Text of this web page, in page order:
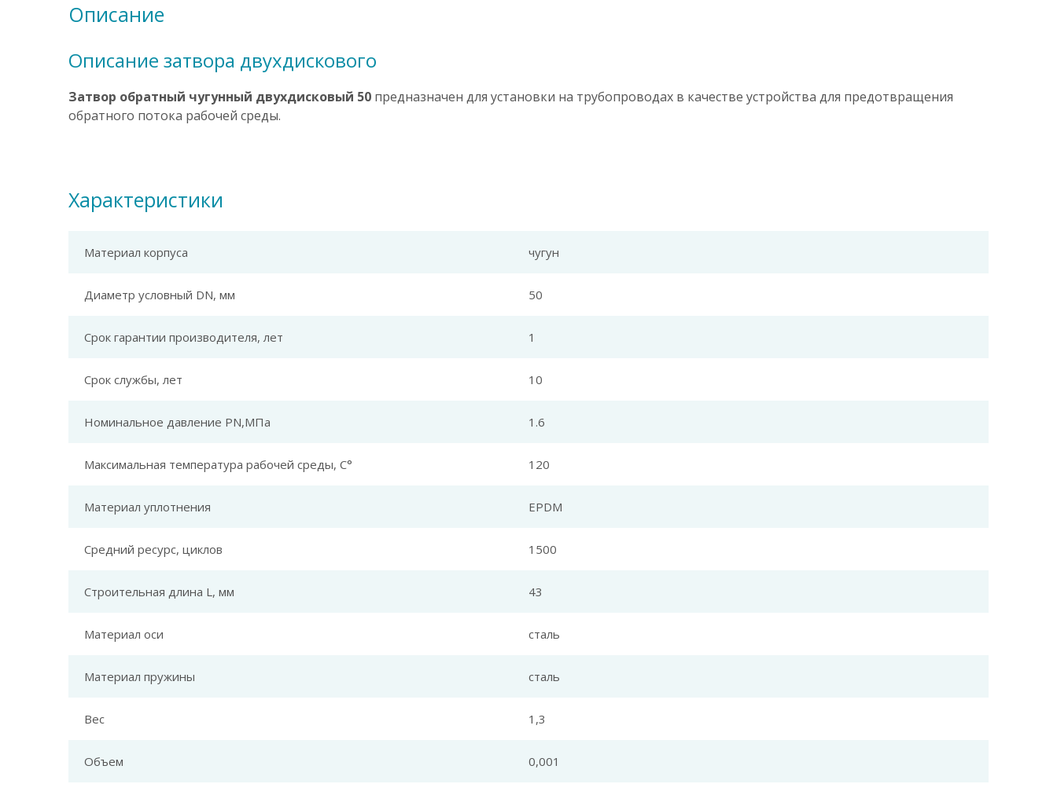
Описание
Описание затвора двухдискового
Затвор обратный чугунный двухдисковый 50 предназначен для установки на трубопроводах в качестве устройства для предотвращения
обратного потока рабочей среды.
Характеристики
Материал корпуса чугун
Диаметр условный DN, мм 50
Срок гарантии производителя, лет 1
Срок службы, лет 10
Номинальное давление PN,МПа 1.6
Максимальная температура рабочей среды, С° 120
Материал уплотнения EPDM
Средний ресурс, циклов 1500
Строительная длина L, мм 43
Материал оси сталь
Материал пружины сталь
Вес 1,3
Объем 0,001